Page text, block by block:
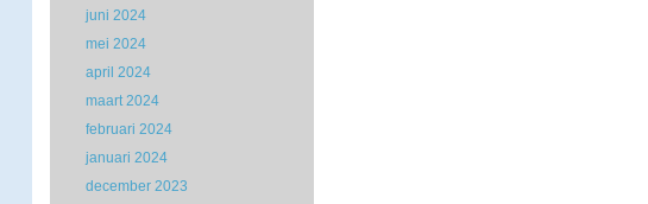
juni 2024
mei 2024
april 2024
maart 2024
februari 2024
januari 2024
december 2023